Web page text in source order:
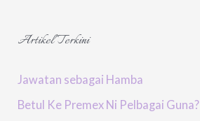
Artikel Terkini
Jawatan sebagai Hamba
Betul Ke Premex Ni Pelbagai Guna?